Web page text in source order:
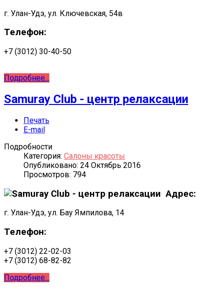
г. Улан-Удэ, ул. Ключевская, 54в
Телефон:
+7 (3012) 30-40-50
Подробнее...
Samuray Club - центр релаксации
Печать
E-mail
Подробности
Категория: Салоны красоты
Опубликовано: 24 Октябрь 2016
Просмотров: 794
Адрес:
г. Улан-Удэ, ул. Бау Ямпилова, 14
Телефон:
+7 (3012) 22-02-03
+7 (3012) 68-82-82
Подробнее...